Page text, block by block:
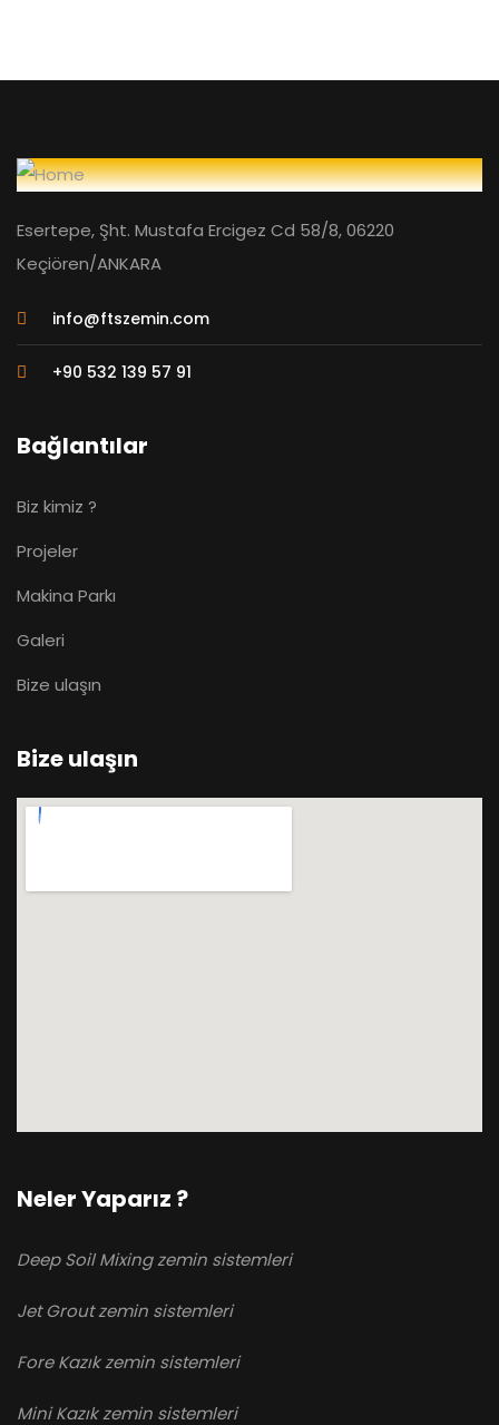
Esertepe, Şht. Mustafa Ercigez Cd 58/8, 06220
Keçiören/ANKARA
info@ftszemin.com
+90 532 139 57 91
Bağlantılar
Biz kimiz ?
Projeler
Makina Parkı
Galeri
Bize ulaşın
Bize ulaşın
Neler Yaparız ?
Deep Soil Mixing zemin sistemleri
Jet Grout zemin sistemleri
Fore Kazık zemin sistemleri
Mini Kazık zemin sistemleri